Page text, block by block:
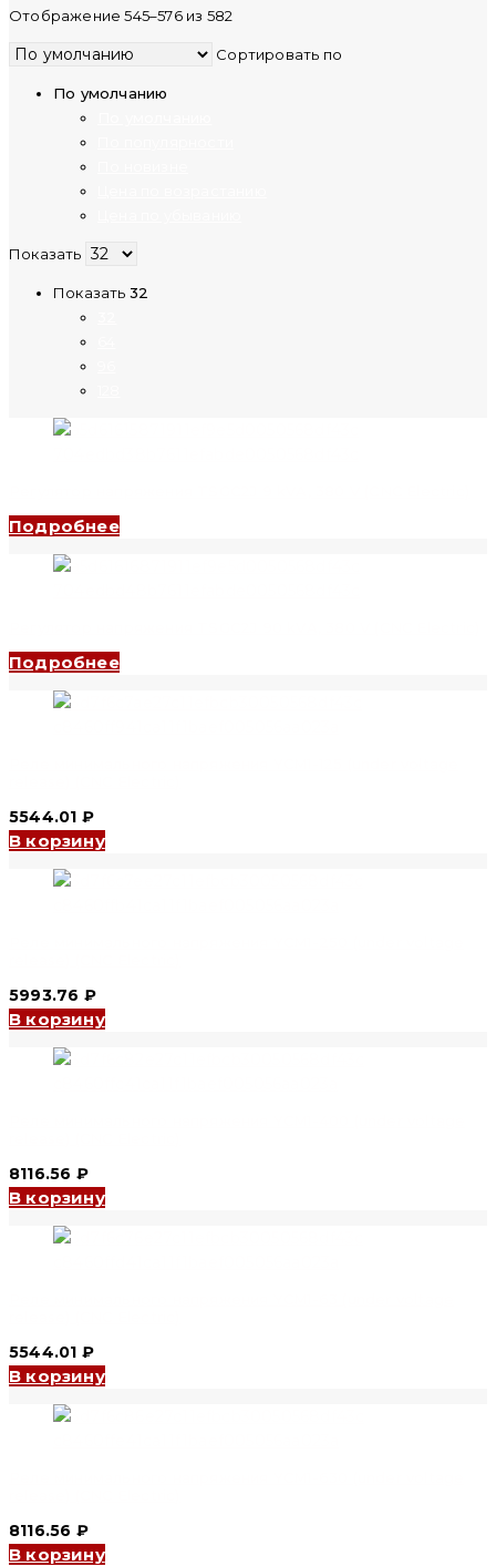
Отображение 545–576 из 582
Сортировать по
По умолчанию
Показать
Показать 32
Подробнее
Подробнее
5544.01 ₽
В корзину
5993.76 ₽
В корзину
8116.56 ₽
В корзину
5544.01 ₽
В корзину
8116.56 ₽
В корзину